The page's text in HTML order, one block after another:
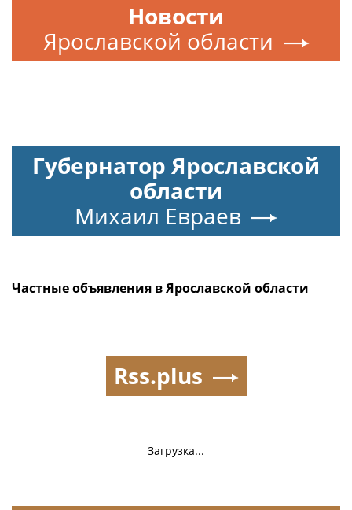
Новости
Ярославской области
Губернатор Ярославской
области
Михаил Евраев
Частные объявления в Ярославской области
Загрузка...
Rss.plus